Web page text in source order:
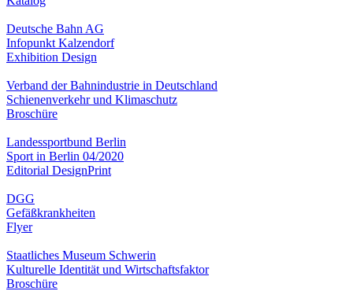
Deutsche Bahn AG
Infopunkt Kalzendorf
Exhibition Design
Verband der Bahnindustrie in Deutschland
Schienenverkehr und Klimaschutz
Broschüre
Landessportbund Berlin
Sport in Berlin 04/2020
Editorial DesignPrint
DGG
Gefäßkrankheiten
Flyer
Staatliches Museum Schwerin
Kulturelle Identität und Wirtschaftsfaktor
Broschüre